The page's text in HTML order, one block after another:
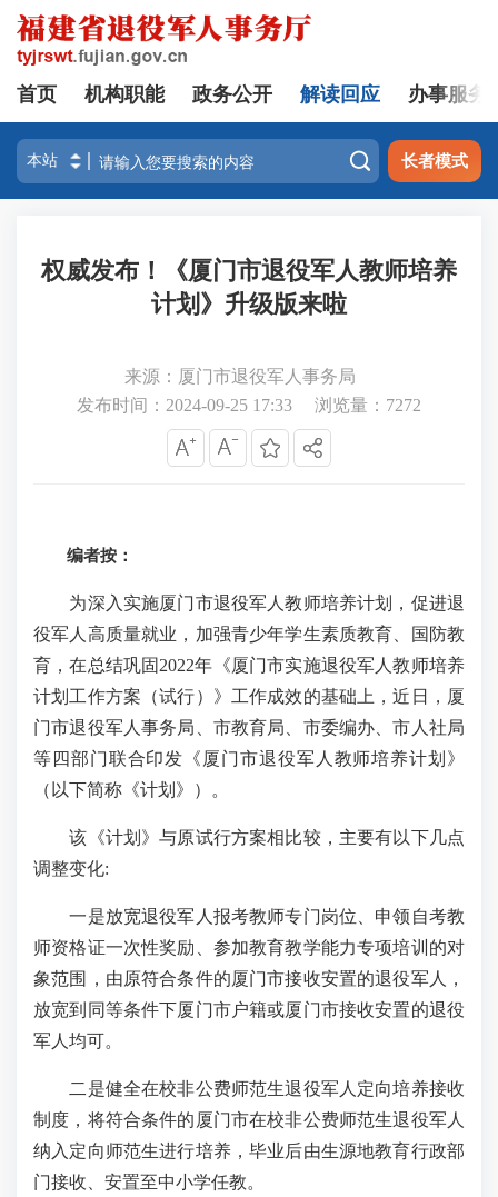
首页 机构职能 政务公开 解读回应 办事服务
 长者模式
权威发布！《厦门市退役军人教师培养
计划》升级版来啦
来源：厦门市退役军人事务局
发布时间：2024-09-25 17:33
浏览量： 7272
编者按：
为深入实施厦门市退役军人教师培养计划，促进退
役军人高质量就业，加强青少年学生素质教育、国防教
育，在总结巩固2022年《厦门市实施退役军人教师培养
计划工作方案（试行）》工作成效的基础上，近日，厦
门市退役军人事务局、市教育局、市委编办、市人社局
等四部门联合印发《厦门市退役军人教师培养计划》
（以下简称《计划》）。
该《计划》与原试行方案相比较，主要有以下几点
调整变化:
一是放宽退役军人报考教师专门岗位、申领自考教
师资格证一次性奖励、参加教育教学能力专项培训的对
象范围，由原符合条件的厦门市接收安置的退役军人，
放宽到同等条件下厦门市户籍或厦门市接收安置的退役
军人均可。
二是健全在校非公费师范生退役军人定向培养接收
制度，将符合条件的厦门市在校非公费师范生退役军人
纳入定向师范生进行培养，毕业后由生源地教育行政部
门接收、安置至中小学任教。